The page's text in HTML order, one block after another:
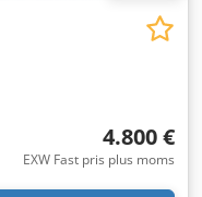
4.800 €
EXW Fast pris plus moms